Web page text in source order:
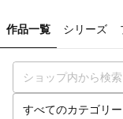
作品一覧 シリーズ